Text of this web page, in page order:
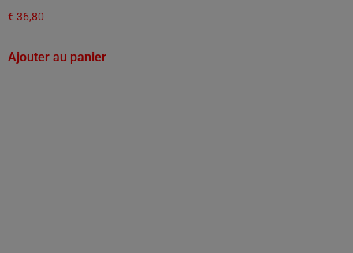
€ 36,80
Ajouter au panier